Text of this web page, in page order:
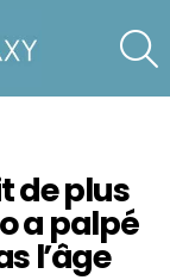
de plus
a palpé
l’âge